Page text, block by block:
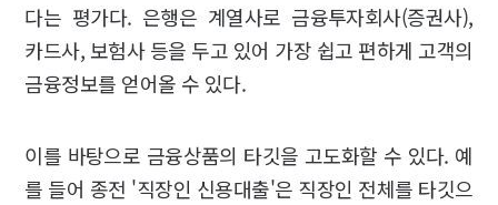
다는 평가다. 은행은 계열사로 금융투자회사(증권사),
카드사, 보험사 등을 두고 있어 가장 쉽고 편하게 고객의
금융정보를 얻어올 수 있다.
이를 바탕으로 금융상품의 타깃을 고도화할 수 있다. 예
를 들어 종전 '직장인 신용대출'은 직장인 전체를 타깃으